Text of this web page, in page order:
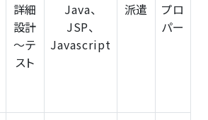
詳細
設計
～テ
スト
Java、
JSP、
Javascript
派遣
プロ
パー